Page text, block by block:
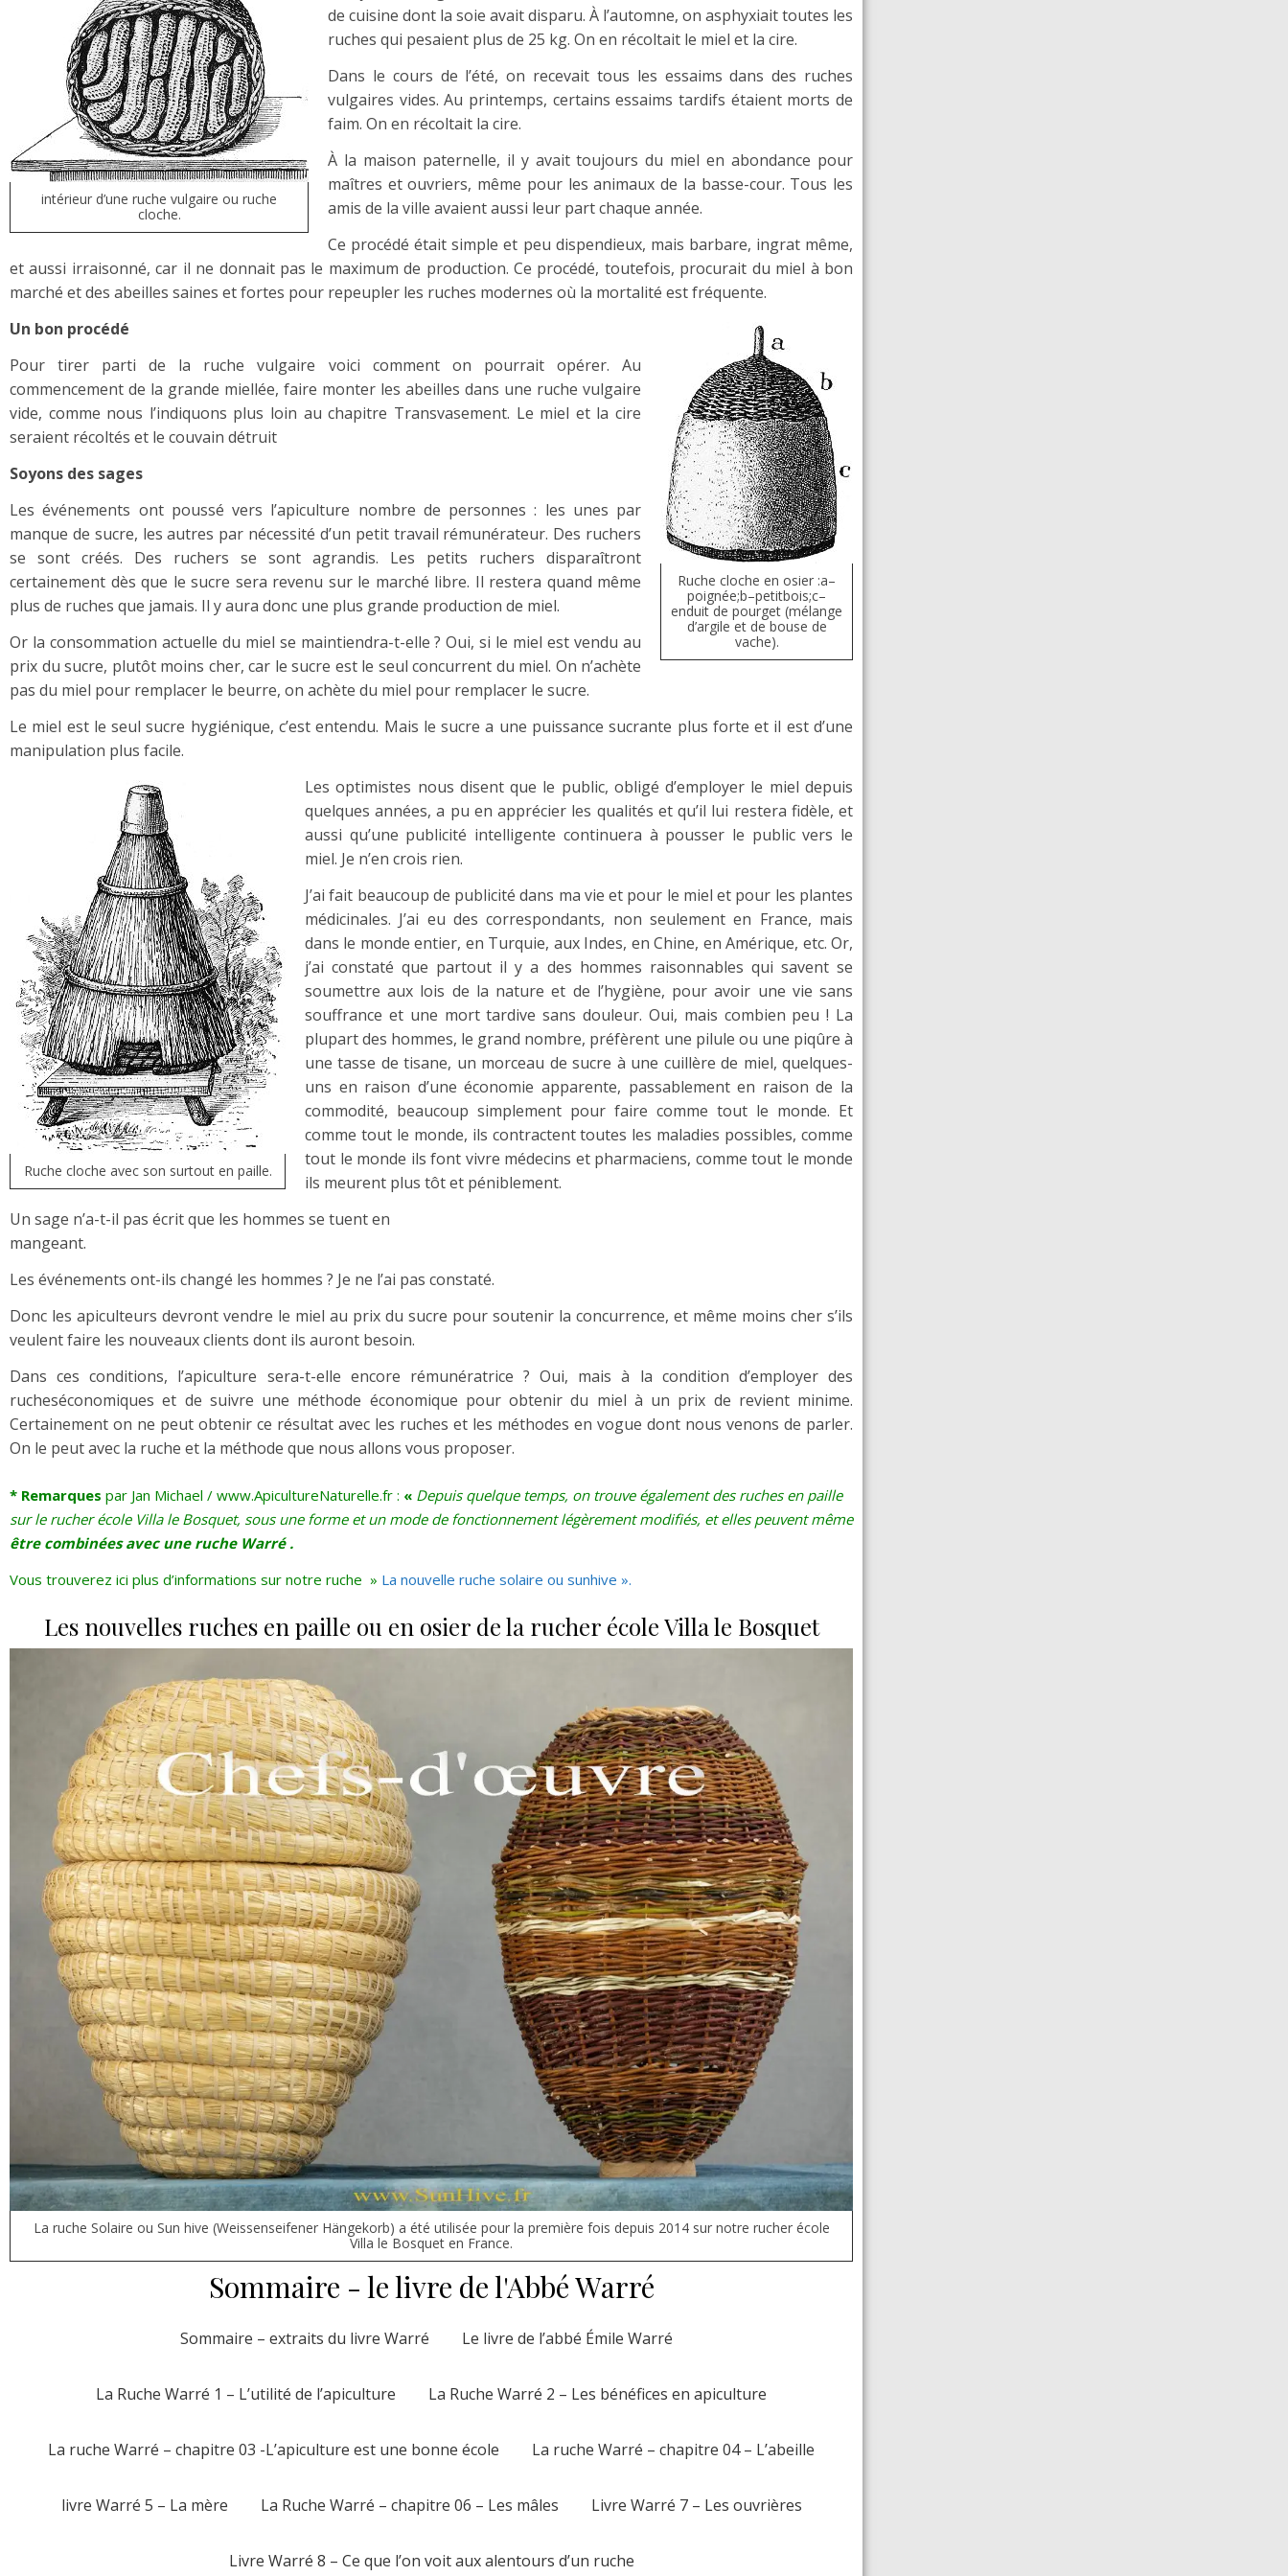
intérieur d’une ruche vulgaire ou ruche
cloche.
de cuisine dont la soie avait disparu. À l’automne, on asphyxiait toutes les
ruches qui pesaient plus de 25 kg. On en récoltait le miel et la cire.
Dans le cours de l’été, on recevait tous les essaims dans des ruches
vulgaires vides. Au printemps, certains essaims tardifs étaient morts de
faim. On en récoltait la cire.
À la maison paternelle, il y avait toujours du miel en abondance pour
maîtres et ouvriers, même pour les animaux de la basse-cour. Tous les
amis de la ville avaient aussi leur part chaque année.
Ce procédé était simple et peu dispendieux, mais barbare, ingrat même,
et aussi irraisonné, car il ne donnait pas le maximum de production. Ce procédé, toutefois, procurait du miel à bon
marché et des abeilles saines et fortes pour repeupler les ruches modernes où la mortalité est fréquente.
Ruche cloche en osier :a–
poignée;b–petitbois;c–
enduit de pourget (mélange
d’argile et de bouse de
vache).
Un bon procédé
Pour tirer parti de la ruche vulgaire voici comment on pourrait opérer. Au
commencement de la grande miellée, faire monter les abeilles dans une ruche vulgaire
vide, comme nous l’indiquons plus loin au chapitre Transvasement. Le miel et la cire
seraient récoltés et le couvain détruit
Soyons des sages
Les événements ont poussé vers l’apiculture nombre de personnes : les unes par
manque de sucre, les autres par nécessité d’un petit travail rémunérateur. Des ruchers
se sont créés. Des ruchers se sont agrandis. Les petits ruchers disparaîtront
certainement dès que le sucre sera revenu sur le marché libre. Il restera quand même
plus de ruches que jamais. Il y aura donc une plus grande production de miel.
Or la consommation actuelle du miel se maintiendra-t-elle ? Oui, si le miel est vendu au
prix du sucre, plutôt moins cher, car le sucre est le seul concurrent du miel. On n’achète
pas du miel pour remplacer le beurre, on achète du miel pour remplacer le sucre.
Le miel est le seul sucre hygiénique, c’est entendu. Mais le sucre a une puissance sucrante plus forte et il est d’une
manipulation plus facile.
Ruche cloche avec son surtout en paille.
Les optimistes nous disent que le public, obligé d’employer le miel depuis
quelques années, a pu en apprécier les qualités et qu’il lui restera fidèle, et
aussi qu’une publicité intelligente continuera à pousser le public vers le
miel. Je n’en crois rien.
J’ai fait beaucoup de publicité dans ma vie et pour le miel et pour les plantes
médicinales. J’ai eu des correspondants, non seulement en France, mais
dans le monde entier, en Turquie, aux Indes, en Chine, en Amérique, etc. Or,
j’ai constaté que partout il y a des hommes raisonnables qui savent se
soumettre aux lois de la nature et de l’hygiène, pour avoir une vie sans
souffrance et une mort tardive sans douleur. Oui, mais combien peu ! La
plupart des hommes, le grand nombre, préfèrent une pilule ou une piqûre à
une tasse de tisane, un morceau de sucre à une cuillère de miel, quelques-
uns en raison d’une économie apparente, passablement en raison de la
commodité, beaucoup simplement pour faire comme tout le monde. Et
comme tout le monde, ils contractent toutes les maladies possibles, comme
tout le monde ils font vivre médecins et pharmaciens, comme tout le monde
ils meurent plus tôt et péniblement.
Un sage n’a-t-il pas écrit que les hommes se tuent en
mangeant.
Les événements ont-ils changé les hommes ? Je ne l’ai pas constaté.
Donc les apiculteurs devront vendre le miel au prix du sucre pour soutenir la concurrence, et même moins cher s’ils
veulent faire les nouveaux clients dont ils auront besoin.
Dans ces conditions, l’apiculture sera-t-elle encore rémunératrice ? Oui, mais à la condition d’employer des
rucheséconomiques et de suivre une méthode économique pour obtenir du miel à un prix de revient minime.
Certainement on ne peut obtenir ce résultat avec les ruches et les méthodes en vogue dont nous venons de parler.
On le peut avec la ruche et la méthode que nous allons vous proposer.
* Remarques par Jan Michael / www.ApicultureNaturelle.fr : « Depuis quelque temps, on trouve également des ruches en paille
sur le rucher école Villa le Bosquet, sous une forme et un mode de fonctionnement légèrement modifiés, et elles peuvent même
être combinées avec une ruche Warré .
Vous trouverez ici plus d’informations sur notre ruche » La nouvelle ruche solaire ou sunhive ».
Les nouvelles ruches en paille ou en osier de la rucher école Villa le Bosquet
La ruche Solaire ou Sun hive (Weissenseifener Hängekorb) a été utilisée pour la première fois depuis 2014 sur notre rucher école
Villa le Bosquet en France.
Sommaire - le livre de l'Abbé Warré
Sommaire – extraits du livre Warré Le livre de l’abbé Émile Warré
La Ruche Warré 1 – L’utilité de l’apiculture La Ruche Warré 2 – Les bénéfices en apiculture
La ruche Warré – chapitre 03 -L’apiculture est une bonne école La ruche Warré – chapitre 04 – L’abeille
livre Warré 5 – La mère La Ruche Warré – chapitre 06 – Les mâles Livre Warré 7 – Les ouvrières
Livre Warré 8 – Ce que l’on voit aux alentours d’un ruche